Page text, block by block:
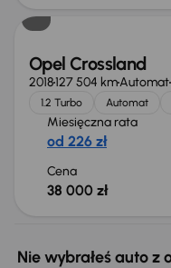
Opel Crossland
2018127 504 kmAutomat
1.2 Turbo Automat
Miesięczna rata
od 226 zł
Cena
38 000 zł
Nie wybrałeś auto z